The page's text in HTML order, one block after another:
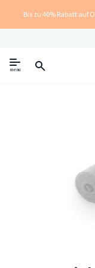
Bis zu 40% Rabatt auf
menu